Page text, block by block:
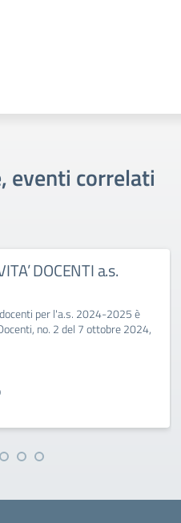
eventi correlati
DOCENTI a.s.
per l'a.s. 2024-2025 è
no. 2 del 7 ottobre 2024,